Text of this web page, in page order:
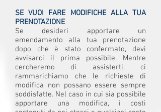
SE VUOI FARE MODIFICHE ALLA TUA
PRENOTAZIONE
Se desideri apportare un
emendamento alla tua prenotazione
dopo che è stato confermato, devi
avvisarci il prima possibile. Mentre
cercheremo di assisterti, ci
rammarichiamo che le richieste di
modifica non possano essere sempre
soddisfatte. Nel caso in cui sia possibile
apportare una modifica, i costi